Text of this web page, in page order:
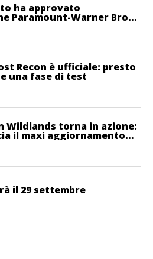
ha approvato
Paramount-Warner Bros
Recon è ufficiale: presto
una fase di test
Wildlands torna in azione:
il maxi aggiornamento
Rites
il 29 settembre